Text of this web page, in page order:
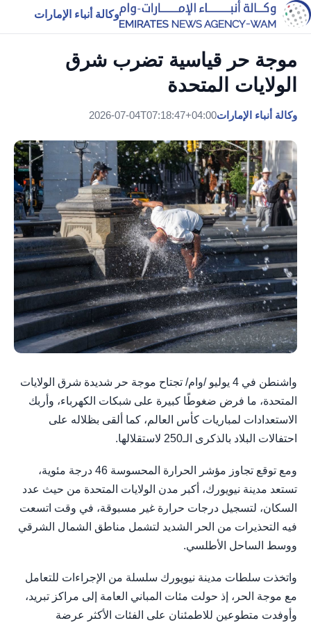
وكالة أنباء الإمارات
موجة حر قياسية تضرب شرق
الولايات المتحدة
وكالة أنباء الإمارات2026-07-04T07:18:47+04:00
واشنطن في 4 يوليو /وام/ تجتاح موجة حر شديدة شرق الولايات
المتحدة، ما فرض ضغوطًا كبيرة على شبكات الكهرباء، وأربك
الاستعدادات لمباريات كأس العالم، كما ألقى بظلاله على
احتفالات البلاد بالذكرى الـ250 لاستقلالها.
ومع توقع تجاوز مؤشر الحرارة المحسوسة 46 درجة مئوية،
تستعد مدينة نيويورك، أكبر مدن الولايات المتحدة من حيث عدد
السكان، لتسجيل درجات حرارة غير مسبوقة، في وقت اتسعت
فيه التحذيرات من الحر الشديد لتشمل مناطق الشمال الشرقي
ووسط الساحل الأطلسي.
واتخذت سلطات مدينة نيويورك سلسلة من الإجراءات للتعامل
مع موجة الحر، إذ حولت مئات المباني العامة إلى مراكز تبريد،
وأوفدت متطوعين للاطمئنان على الفئات الأكثر عرضة